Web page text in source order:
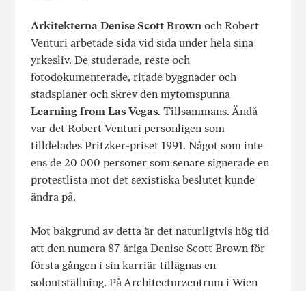
Arkitekterna Denise Scott Brownoch Robert
Venturi arbetade sida vid sida under hela sina
yrkesliv. De studerade, reste och
fotodokumenterade, ritade byggnader och
stadsplaner och skrev den mytomspunna
Learning from Las Vegas. Tillsammans. Ändå
var det Robert Venturi personligen som
tilldelades Pritzker-priset 1991. Något som inte
ens de 20 000 personer som senare signerade en
protestlista mot det sexistiska beslutet kunde
ändra på.
Mot bakgrund av detta är det naturligtvis hög tid
att den numera 87-åriga Denise Scott Brown för
första gången i sin karriär tillägnas en
soloutställning. På Architecturzentrum i Wien